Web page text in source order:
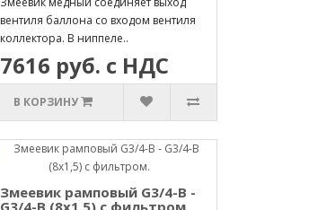
вентиля баллона со входом вентиля
коллектора. В ниппеле..
7616 руб. с НДС
В КОРЗИНУ
Змеевик рамповый G3/4-B -
G3/4-B (8х1,5) с фильтром.